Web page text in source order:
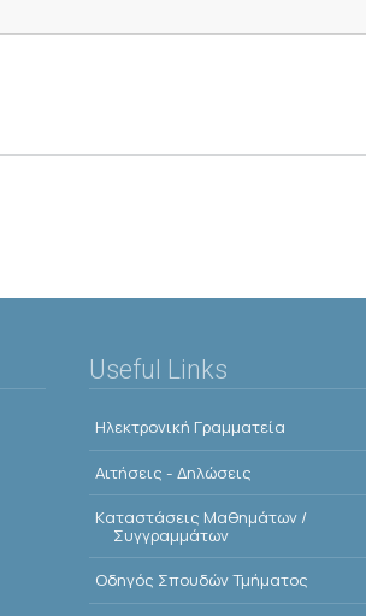
Useful Links
Ηλεκτρονική Γραμματεία
Αιτήσεις - Δηλώσεις
Kαταστάσεις Μαθημάτων /
Συγγραμμάτων
Οδηγός Σπουδών Τμήματος